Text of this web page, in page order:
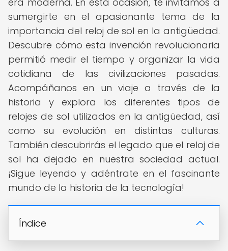
sumergirte en el apasionante tema de la
importancia del reloj de sol en la antigüedad.
Descubre cómo esta invención revolucionaria
permitió medir el tiempo y organizar la vida
cotidiana de las civilizaciones pasadas.
Acompáñanos en un viaje a través de la
historia y explora los diferentes tipos de
relojes de sol utilizados en la antigüedad, así
como su evolución en distintas culturas.
También descubrirás el legado que el reloj de
sol ha dejado en nuestra sociedad actual.
¡Sigue leyendo y adéntrate en el fascinante
mundo de la historia de la tecnología!
Índice